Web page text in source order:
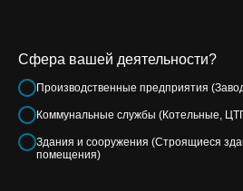
Сфера вашей деятельности?
Производственные предприятия
Коммунальные службы (Котельные,
Здания и сооружения (Строящиеся
помещения)